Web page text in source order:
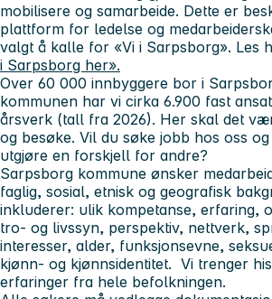
mobilisere og samarbeide. Dette er
plattform for ledelse og
valgt å kalle for «Vi i Sarpsborg». Les
i Sarpsborg her».
Over 60 000 innbyggere bor i
kommunen har vi cirka 6.900 fast
årsverk (tall fra 2026). Her skal det
og besøke. Vil du søke jobb hos oss
utgjøre en forskjell for andre?
Sarpsborg kommune ønsker
faglig, sosial, etnisk og geografisk
inkluderer: ulik kompetanse, erfaring,
tro- og livssyn, perspektiv, nettverk,
interesser, alder, funksjonsevne,
kjønn- og kjønnsidentitet. Vi trenger
erfaringer fra hele befolkningen.